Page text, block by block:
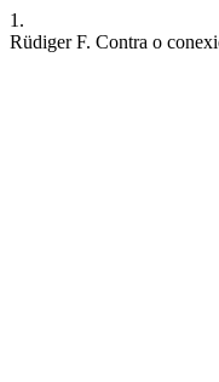
1.
Rüdiger F. Contra o